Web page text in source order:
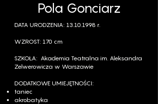
Pola Gonciarz
DATA URODZENIA: 13.10.1998 r.
WZROST: 170 cm
SZKOŁA: Akademia Teatralna im. Aleksandra
Zelwerowicza w Warszawie
DODATKOWE UMIEJĘTNOŚCI:
taniec​
akrobatyka​